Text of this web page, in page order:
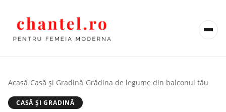
Acasă/Casă şi Gradină/Grădina de legume din balconul tău
CASĂ ŞI GRADINĂ